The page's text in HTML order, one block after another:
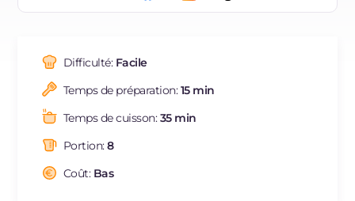
ES
BR
NL
Difficulté: Facile
Temps de préparation:15 min
Temps de cuisson:35 min
Portion:8
Coût: Bas